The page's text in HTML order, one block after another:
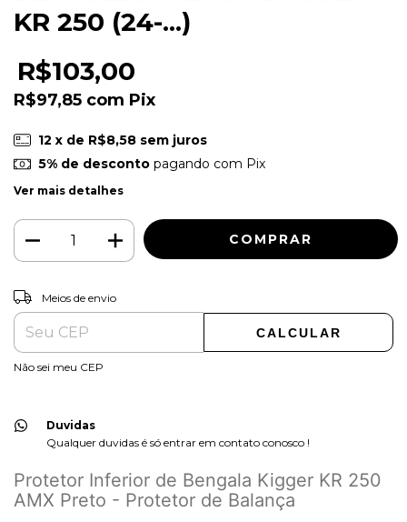
KR 250 (24-...)
R$103,00
R$97,85 com Pix
12 x de R$8,58 sem juros
5% de descontopagando com Pix
Ver mais detalhes
Entregas para o CEP:
Meios de envio
CALCULAR
Não sei meu CEP
Duvidas
Qualquer duvidas é só entrar em contato conosco !
Protetor Inferior de Bengala Kigger KR 250
AMX Preto - Protetor de Balança